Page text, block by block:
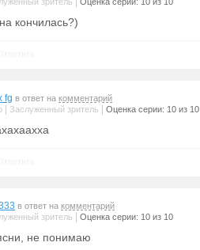
кончилась?)
fg в ответ на комментарий
Заслуженный зритель Оценка серии: 10 из 10
в ответ на комментарий
зритель
Оценка серии: 10 из 10
не понимаю